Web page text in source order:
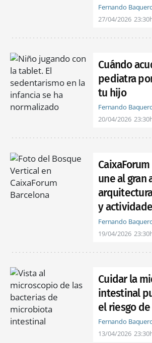
Fernando
27/04/2026
Cuándo
pediatra
tu hijo
Fernando
20/04/2026
une al gran
y
Fernando
19/04/2026
Cuidar la
intestinal
el riesgo
Fernando
13/04/2026